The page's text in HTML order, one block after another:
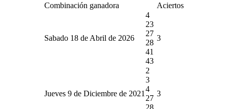
Combinación ganadora Aciertos
Sabado 18 de Abril de 2026
4
23
27
28
41
43
3
Jueves 9 de Diciembre de 2021
2
3
4
27
28
3